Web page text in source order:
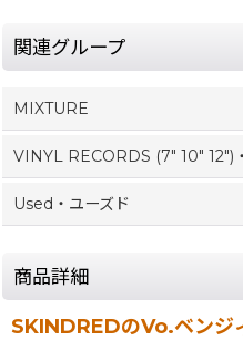
関連グループ
MIXTURE
VINYL RECORDS (7" 10" 12")
Used・ユーズド
商品詳細
SKINDREDのVo.ベンジ